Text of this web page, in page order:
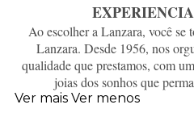
Ao escolher a Lanzara, você
Lanzara. Desde 1956, nos
qualidade que prestamos, com
joias dos sonhos que
Ver mais Ver menos